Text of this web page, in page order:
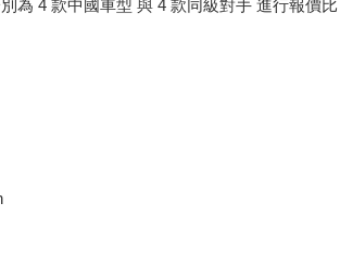
為 4 款中國車型 與 4 款同級對手 進行報價比